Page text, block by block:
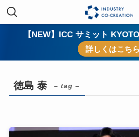
【NEW】ICC サミット
詳しくはこちら
徳島 泰 – tag –